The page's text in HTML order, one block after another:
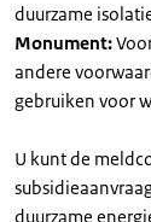
duurzame
Monument:
andere
gebruiken voor
U kunt de
duurzame